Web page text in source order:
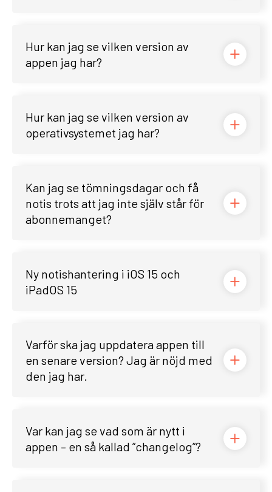
Hur kan jag se vilken version av
appen jag har?
Hur kan jag se vilken version av
operativsystemet jag har?
Kan jag se tömningsdagar och få
notis trots att jag inte själv står för
abonnemanget?
Ny notishantering i iOS 15 och
iPadOS 15
Varför ska jag uppdatera appen till
en senare version? Jag är nöjd med
den jag har.
Var kan jag se vad som är nytt i
appen – en så kallad ”changelog”?